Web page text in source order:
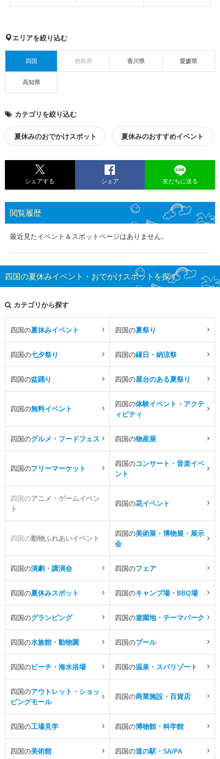
エリアを絞り込む
四国 徳島県 香川県 愛媛県
高知県
カテゴリを絞り込む
夏休みのおでかけスポット 夏休みのおすすめイベント
シェアする シェア 友だちに送る
閲覧履歴
最近見たイベント＆スポットページはありません。
四国の夏休みイベント・おでかけスポットを探す
カテゴリから探す
四国の夏休みイベント 四国の夏祭り
四国の七夕祭り 四国の縁日・納涼祭
四国の盆踊り 四国の屋台のある夏祭り
四国の無料イベント
四国の体験イベント・アクテ
ィビティ
四国のグルメ・フードフェス 四国の物産展
四国のフリーマーケット
四国のコンサート・音楽イベ
ント
四国のアニメ・ゲームイベン
ト
四国の花イベント
四国の動物ふれあいイベント
四国の美術展・博物展・展示
会
四国の演劇・講演会 四国のフェア
四国の夏休みスポット 四国のキャンプ場・BBQ場
四国のグランピング 四国の遊園地・テーマパーク
四国の水族館・動物園 四国のプール
四国のビーチ・海水浴場 四国の温泉・スパリゾート
四国のアウトレット・ショッ
ピングモール
四国の商業施設・百貨店
四国の工場見学 四国の博物館・科学館
四国の美術館 四国の道の駅・SA/PA